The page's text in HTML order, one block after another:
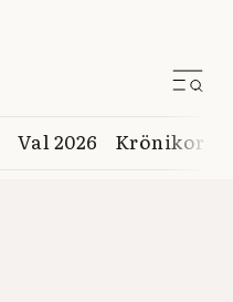
Val 2026 Krönikor